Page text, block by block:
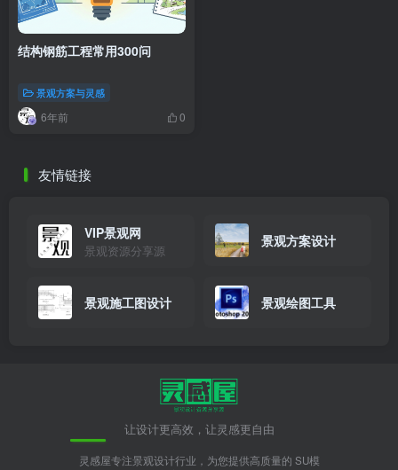
结构钢筋工程常用300问
景观方案与灵感
6年前 0
友情链接
VIP景观网
景观资源分享源
景观方案设计
景观施工图设计 景观绘图工具
让设计更高效，让灵感更自由
灵感屋专注景观设计行业，为您提供高质量的 SU模